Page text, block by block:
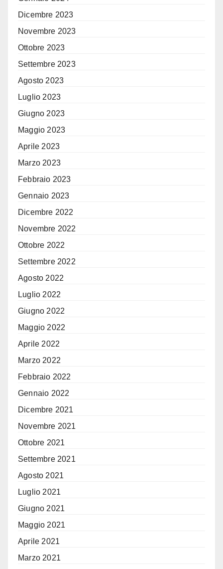
Dicembre 2023
Novembre 2023
Ottobre 2023
Settembre 2023
Agosto 2023
Luglio 2023
Giugno 2023
Maggio 2023
Aprile 2023
Marzo 2023
Febbraio 2023
Gennaio 2023
Dicembre 2022
Novembre 2022
Ottobre 2022
Settembre 2022
Agosto 2022
Luglio 2022
Giugno 2022
Maggio 2022
Aprile 2022
Marzo 2022
Febbraio 2022
Gennaio 2022
Dicembre 2021
Novembre 2021
Ottobre 2021
Settembre 2021
Agosto 2021
Luglio 2021
Giugno 2021
Maggio 2021
Aprile 2021
Marzo 2021